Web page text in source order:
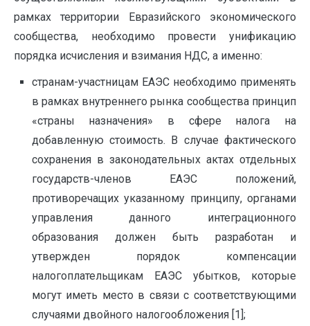
рамках территории Евразийского экономического
сообщества, необходимо провести унификацию
порядка исчисления и взимания НДС, а именно:
странам-участницам ЕАЭС необходимо применять
в рамках внутреннего рынка сообщества принцип
«страны назначения» в сфере налога на
добавленную стоимость. В случае фактического
сохранения в законодательных актах отдельных
государств-членов ЕАЭС положений,
противоречащих указанному принципу, органами
управления данного интеграционного
образования должен быть разработан и
утвержден порядок компенсации
налогоплательщикам ЕАЭС убытков, которые
могут иметь место в связи с соответствующими
случаями двойного налогообложения [1];